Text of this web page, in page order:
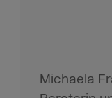
Michaela